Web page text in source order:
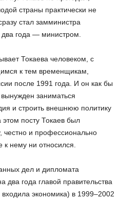
страны практически не
стал замминистра
года — министром.
Токаева человеком, с
к тем временщикам,
после 1991 года. И он как бы
заниматься
и строить внешнюю политику
этом посту Токаев был
честно и профессионально
нему ни относился.
дел и дипломата
два года главой правительства
экономика) в 1999–2002